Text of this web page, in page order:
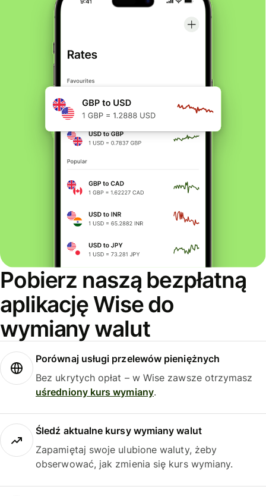
Pobierz naszą bezpłatną
aplikację Wise do
wymiany walut
Porównaj usługi przelewów pieniężnych
Bez ukrytych opłat – w Wise zawsze otrzymasz
uśredniony kurs wymiany.
Śledź aktualne kursy wymiany walut
Zapamiętaj swoje ulubione waluty, żeby
obserwować, jak zmienia się kurs wymiany.